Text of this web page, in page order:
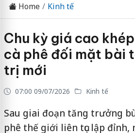
Home Kinh tế
Chu kỳ giá cao
cà phê đối mặt bài
trị mới
07:00 09/07/2026 Kinh tế
Sau giai đoạn tăng trưởng
phê thế giới liên tục lập đỉnh,